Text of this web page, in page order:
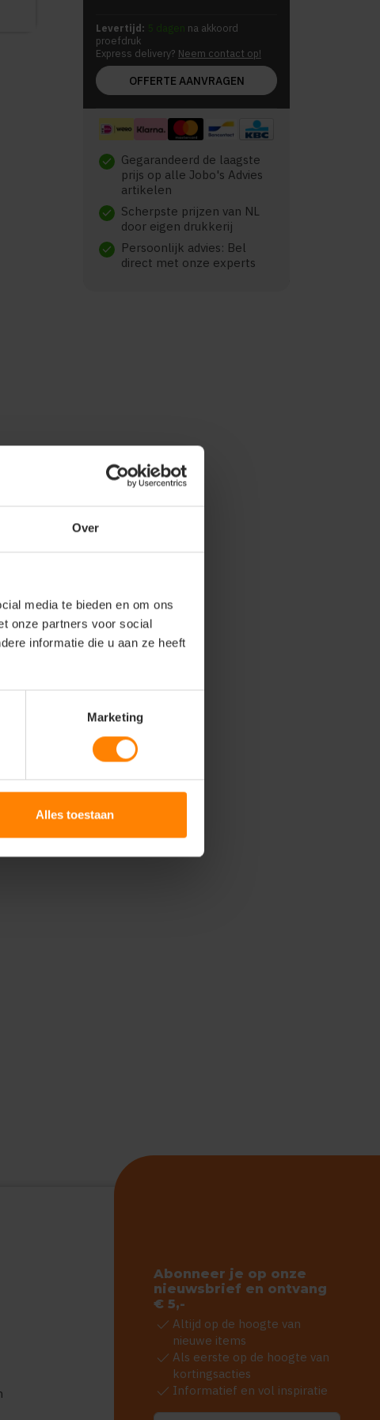
Over
media te bieden en om ons
onze partners voor social
informatie die u aan ze heeft
Marketing
Alles toestaan
Levertijd: 5 dagen na akkoord
proefdruk
Express delivery? Neem contact op!
OFFERTE AANVRAGEN
check Gegarandeerd de laagste
prijs op alle Jobo's Advies
artikelen
check Scherpste prijzen van NL
door eigen drukkerij
check
Persoonlijk advies: Bel
direct met onze experts
Abonneer je op onze
nieuwsbrief en ontvang
€ 5,-
check Altijd op de hoogte van
nieuwe items
check Als eerste op de hoogte van
kortingsacties
check Informatief en vol inspiratie